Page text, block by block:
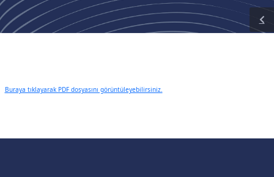
Buraya tıklayarak PDF dosyasını görüntüleyebilirsiniz.